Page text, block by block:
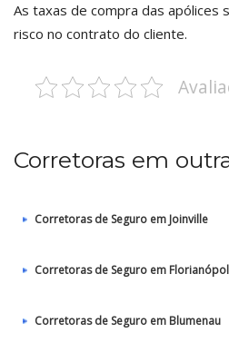
As taxas de compra das apólices
risco no contrato do cliente.
Corretoras em
Corretoras de Seguro em Joinville
Corretoras de Seguro em
Corretoras de Seguro em Blumenau